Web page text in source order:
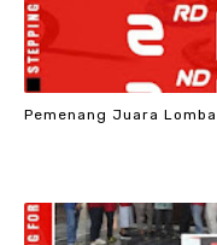
Pemenang Juara